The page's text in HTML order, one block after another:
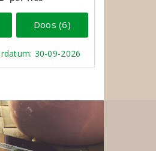
Doos (6)
30-09-2026